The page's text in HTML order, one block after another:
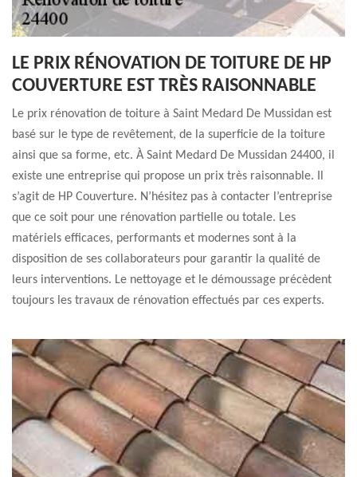
LE PRIX RÉNOVATION DE TOITURE DE HP
COUVERTURE EST TRÈS RAISONNABLE
Le prix rénovation de toiture à Saint Medard De Mussidan est
basé sur le type de revêtement, de la superficie de la toiture
ainsi que sa forme, etc. À Saint Medard De Mussidan 24400, il
existe une entreprise qui propose un prix très raisonnable. Il
s’agit de HP Couverture. N’hésitez pas à contacter l’entreprise
que ce soit pour une rénovation partielle ou totale. Les
matériels efficaces, performants et modernes sont à la
disposition de ses collaborateurs pour garantir la qualité de
leurs interventions. Le nettoyage et le démoussage précèdent
toujours les travaux de rénovation effectués par ces experts.